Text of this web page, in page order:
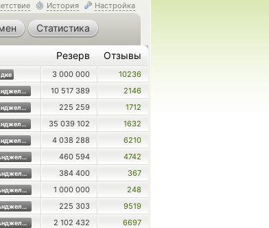
История Настройка
Статистика
Резерв Отзывы
3 000 000
10236
Лос-Анджелесе 10 517 389
2146
Лос-Анджелесе 225 259
1712
Лос-Анджелесе 35 039 102
1632
Лос-Анджелесе 4 038 288
6210
Лос-Анджелесе 460 594
4742
Лос-Анджелесе 384 400
367
Лос-Анджелесе 1 000 000
248
Лос-Анджелесе 225 303
9519
Лос-Анджелесе 2 102 432
6697